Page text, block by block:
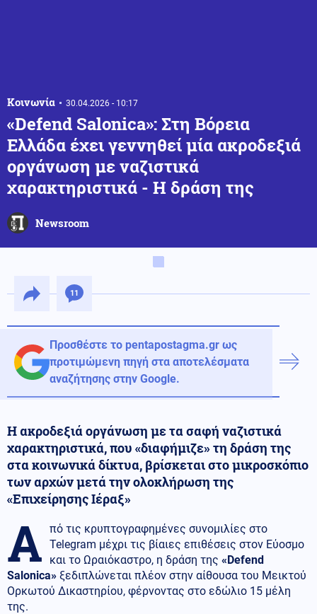
Κοινωνία 30.04.2026 - 10:17
«Defend Salonica»: Στη Βόρεια
Ελλάδα έχει γεννηθεί μία ακροδεξιά
οργάνωση με ναζιστικά
χαρακτηριστικά - Η δράση της
Newsroom
11
Προσθέστε το pentapostagma.gr ως
προτιμώμενη πηγή στα αποτελέσματα
αναζήτησης στην Google.
Η ακροδεξιά οργάνωση με τα σαφή ναζιστικά
χαρακτηριστικά, που «διαφήμιζε» τη δράση της
στα κοινωνικά δίκτυα, βρίσκεται στο μικροσκόπιο
των αρχών μετά την ολοκλήρωση της
«Επιχείρησης Ιέραξ»
Α πό τις κρυπτογραφημένες συνομιλίες στο
Telegram μέχρι τις βίαιες επιθέσεις στον Εύοσμο
και το Ωραιόκαστρο, η δράση της «Defend
Salonica» ξεδιπλώνεται πλέον στην αίθουσα του Μεικτού
Ορκωτού Δικαστηρίου, φέρνοντας στο εδώλιο 15 μέλη
της.